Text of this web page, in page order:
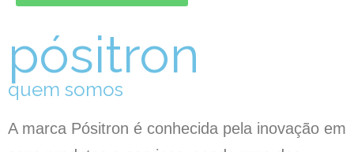
pósitron
quem somos
A marca Pósitron é conhecida pela inovação em